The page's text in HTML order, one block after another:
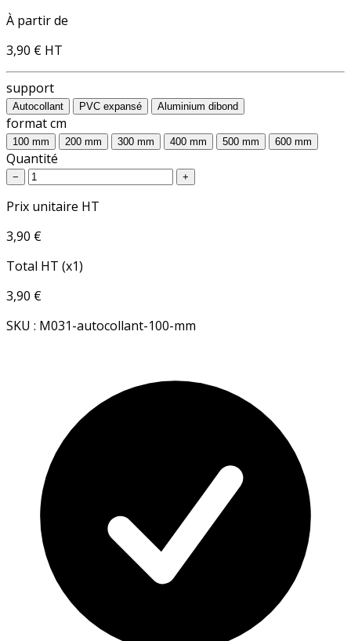
À partir de
3,90 € HT
support
Autocollant PVC expansé Aluminium dibond
format cm
100 mm 200 mm 300 mm 400 mm 500 mm 600 mm
Quantité
− +
Prix unitaire HT
3,90 €
Total HT (x1)
3,90 €
SKU : M031-autocollant-100-mm